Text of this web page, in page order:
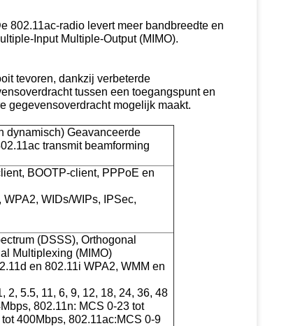
802.11ac-radio levert meer bandbreedte en
Input Multiple-Output (MIMO).
tevoren, dankzij verbeterde
tussen een toegangspunt en
gegevensoverdracht mogelijk maakt.
dynamisch) Geavanceerde
transmit beamforming
BOOTP-client, PPPoE en
WIDs/WIPs, IPSec,
(DSSS), Orthogonal
Multiplexing (MIMO)
en 802.11i WPA2, WMM en
2, 5.5, 11, 6, 9, 12, 18, 24, 36, 48
802.11n: MCS 0-23 tot
400Mbps, 802.11ac:MCS 0-9